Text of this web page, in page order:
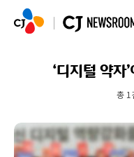
‘디지털 약자
총 1